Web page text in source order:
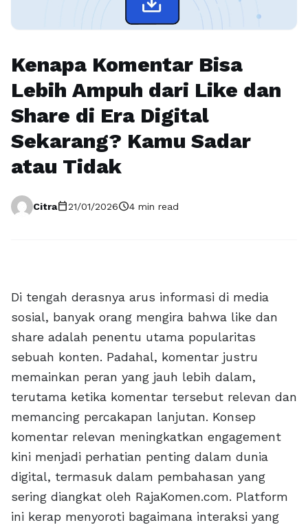
Kenapa Komentar Bisa
Lebih Ampuh dari Like dan
Share di Era Digital
Sekarang? Kamu Sadar
atau Tidak
Citracalendar_today21/01/2026schedule4 min read
Di tengah derasnya arus informasi di media
sosial, banyak orang mengira bahwa like dan
share adalah penentu utama popularitas
sebuah konten. Padahal, komentar justru
memainkan peran yang jauh lebih dalam,
terutama ketika komentar tersebut relevan dan
memancing percakapan lanjutan. Konsep
komentar relevan meningkatkan engagement
kini menjadi perhatian penting dalam dunia
digital, termasuk dalam pembahasan yang
sering diangkat oleh RajaKomen.com. Platform
ini kerap menyoroti bagaimana interaksi yang